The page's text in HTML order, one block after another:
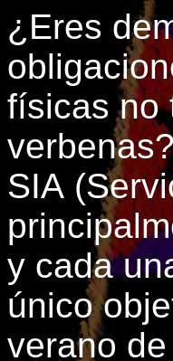
¿Eres
físicas no
SIA
y cada
único
verano